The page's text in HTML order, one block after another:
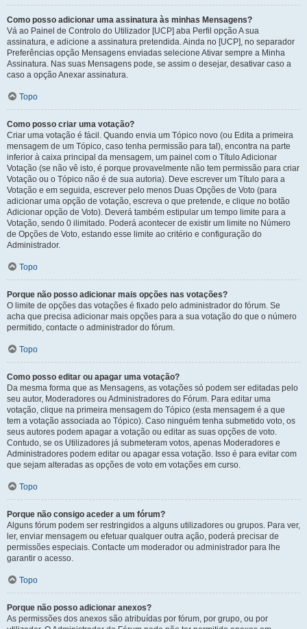
Como posso adicionar uma assinatura às minhas Mensagens?
Vá ao Painel de Controlo do Utilizador [UCP] aba Perfil opção A sua
assinatura, e adicione a assinatura pretendida. Ainda no [UCP], no separador
Preferências opção Mensagens enviadas selecione Ativar sempre a Minha
Assinatura. Nas suas Mensagens pode, se assim o desejar, desativar caso a
caso a opção Anexar assinatura.
Topo
Como posso criar uma votação?
Criar uma votação é fácil. Quando envia um Tópico novo (ou Edita a primeira
mensagem de um Tópico, caso tenha permissão para tal), encontra na parte
inferior à caixa principal da mensagem, um painel com o Título Adicionar
Votação (se não vê isto, é porque provavelmente não tem permissão para criar
Votação ou o Tópico não é de sua autoria). Deve escrever um Título para a
Votação e em seguida, escrever pelo menos Duas Opções de Voto (para
adicionar uma opção de votação, escreva o que pretende, e clique no botão
Adicionar opção de Voto). Deverá também estipular um tempo limite para a
Votação, sendo 0 ilimitado. Poderá acontecer de existir um limite no Número
de Opções de Voto, estando esse limite ao critério e configuração do
Administrador.
Topo
Porque não posso adicionar mais opções nas votações?
O limite de opções das votações é fixado pelo administrador do fórum. Se
acha que precisa adicionar mais opções para a sua votação do que o número
permitido, contacte o administrador do fórum.
Topo
Como posso editar ou apagar uma votação?
Da mesma forma que as Mensagens, as votações só podem ser editadas pelo
seu autor, Moderadores ou Administradores do Fórum. Para editar uma
votação, clique na primeira mensagem do Tópico (esta mensagem é a que
tem a votação associada ao Tópico). Caso ninguém tenha submetido voto, os
seus autores podem apagar a votação ou editar as suas opções de voto.
Contudo, se os Utilizadores já submeteram votos, apenas Moderadores e
Administradores podem editar ou apagar essa votação. Isso é para evitar com
que sejam alteradas as opções de voto em votações em curso.
Topo
Porque não consigo aceder a um fórum?
Alguns fórum podem ser restringidos a alguns utilizadores ou grupos. Para ver,
ler, enviar mensagem ou efetuar qualquer outra ação, poderá precisar de
permissões especiais. Contacte um moderador ou administrador para lhe
garantir o acesso.
Topo
Porque não posso adicionar anexos?
As permissões dos anexos são atribuídas por fórum, por grupo, ou por